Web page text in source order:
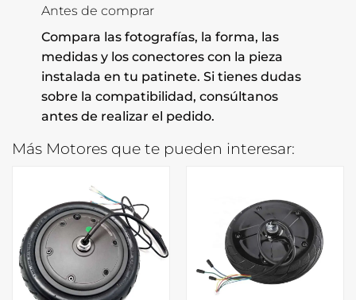
Antes de comprar
Compara las fotografías, la forma, las
medidas y los conectores con la pieza
instalada en tu patinete. Si tienes dudas
sobre la compatibilidad, consúltanos
antes de realizar el pedido.
Más Motores que te pueden interesar: